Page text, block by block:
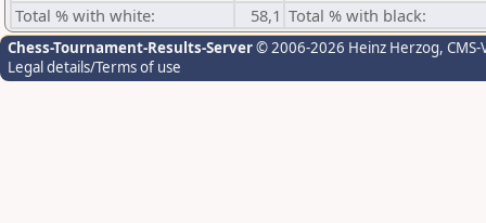
Total % with white:
58,1 Total % with black:
Chess-Tournament-Results-Server© 2006-2026 Heinz Herzog,
Legal details/Terms of use